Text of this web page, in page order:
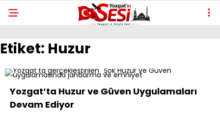
Etiket: Huzur
Yozgat’ta Huzur ve Güven Uygulamaları
Devam Ediyor